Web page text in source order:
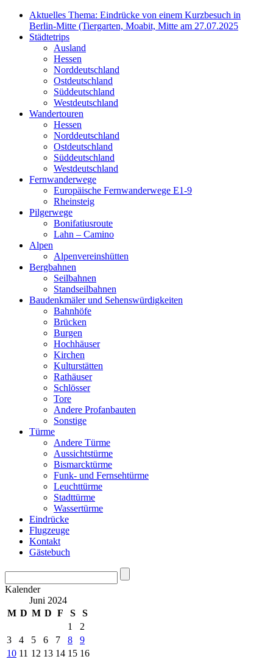
Aktuelles Thema: Eindrücke von einem Kurzbesuch in
Berlin-Mitte (Tiergarten, Moabit, Mitte am 27.07.2025
Städtetrips
Ausland
Hessen
Norddeutschland
Ostdeutschland
Süddeutschland
Westdeutschland
Wandertouren
Hessen
Norddeutschland
Ostdeutschland
Süddeutschland
Westdeutschland
Fernwanderwege
Europäische Fernwanderwege E1-9
Rheinsteig
Pilgerwege
Bonifatiusroute
Lahn – Camino
Alpen
Alpenvereinshütten
Bergbahnen
Seilbahnen
Standseilbahnen
Baudenkmäler und Sehenswürdigkeiten
Bahnhöfe
Brücken
Burgen
Hochhäuser
Kirchen
Kulturstätten
Rathäuser
Schlösser
Tore
Andere Profanbauten
Sonstige
Türme
Andere Türme
Aussichtstürme
Bismarcktürme
Funk- und Fernsehtürme
Leuchttürme
Stadttürme
Wassertürme
Eindrücke
Flugzeuge
Kontakt
Gästebuch
Kalender
Juni 2024
M D M D F S
S
1
2
3
4 5 6 7 8
9
10 11 12 13 14 15 16